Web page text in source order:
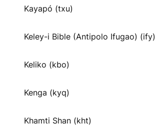
Kayapó (txu)
Keley-i Bible (Antipolo Ifugao) (ify)
Keliko (kbo)
Kenga (kyq)
Khamti Shan (kht)